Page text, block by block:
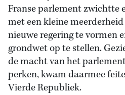
Franse parlement zwichtte
met een kleine
nieuwe regering te vormen
grondwet op te stellen.
de macht van het
perken, kwam daarmee
Vierde Republiek.